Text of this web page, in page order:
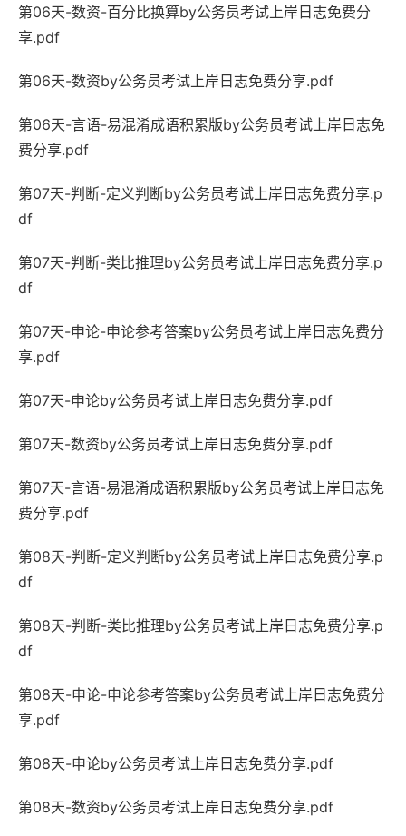
第06天-数资-百分比换算by公务员考试上岸日志免费分
享.pdf
第06天-数资by公务员考试上岸日志免费分享.pdf
第06天-言语-易混淆成语积累版by公务员考试上岸日志免
费分享.pdf
第07天-判断-定义判断by公务员考试上岸日志免费分享.p
df
第07天-判断-类比推理by公务员考试上岸日志免费分享.p
df
第07天-申论-申论参考答案by公务员考试上岸日志免费分
享.pdf
第07天-申论by公务员考试上岸日志免费分享.pdf
第07天-数资by公务员考试上岸日志免费分享.pdf
第07天-言语-易混淆成语积累版by公务员考试上岸日志免
费分享.pdf
第08天-判断-定义判断by公务员考试上岸日志免费分享.p
df
第08天-判断-类比推理by公务员考试上岸日志免费分享.p
df
第08天-申论-申论参考答案by公务员考试上岸日志免费分
享.pdf
第08天-申论by公务员考试上岸日志免费分享.pdf
第08天-数资by公务员考试上岸日志免费分享.pdf